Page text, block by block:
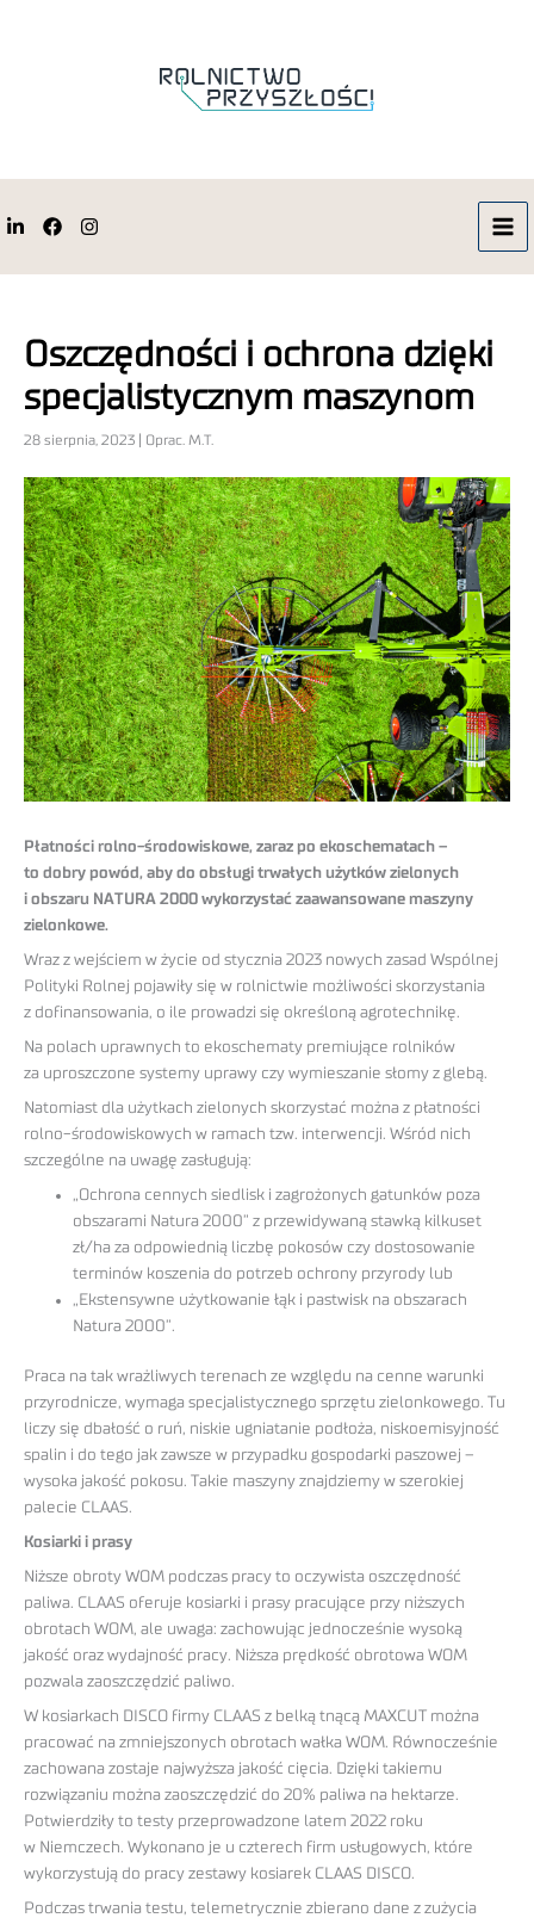
Oszczędności i ochrona dzięki
specjalistycznym maszynom
28 sierpnia, 2023 | Oprac. M.T.
Płatności rolno-środowiskowe, zaraz po ekoschematach –
to dobry powód, aby do obsługi trwałych użytków zielonych
i obszaru NATURA 2000 wykorzystać zaawansowane maszyny
zielonkowe.
Wraz z wejściem w życie od stycznia 2023 nowych zasad Wspólnej
Polityki Rolnej pojawiły się w rolnictwie możliwości skorzystania
z dofinansowania, o ile prowadzi się określoną agrotechnikę.
Na polach uprawnych to ekoschematy premiujące rolników
za uproszczone systemy uprawy czy wymieszanie słomy z glebą.
Natomiast dla użytkach zielonych skorzystać można z płatności
rolno-środowiskowych w ramach tzw. interwencji. Wśród nich
szczególne na uwagę zasługują:
„Ochrona cennych siedlisk i zagrożonych gatunków poza
obszarami Natura 2000” z przewidywaną stawką kilkuset
zł/ha za odpowiednią liczbę pokosów czy dostosowanie
terminów koszenia do potrzeb ochrony przyrody lub
„Ekstensywne użytkowanie łąk i pastwisk na obszarach
Natura 2000”.
Praca na tak wrażliwych terenach ze względu na cenne warunki
przyrodnicze, wymaga specjalistycznego sprzętu zielonkowego. Tu
liczy się dbałość o ruń, niskie ugniatanie podłoża, niskoemisyjność
spalin i do tego jak zawsze w przypadku gospodarki paszowej –
wysoka jakość pokosu. Takie maszyny znajdziemy w szerokiej
palecie CLAAS.
Kosiarki i prasy
Niższe obroty WOM podczas pracy to oczywista oszczędność
paliwa. CLAAS oferuje kosiarki i prasy pracujące przy niższych
obrotach WOM, ale uwaga: zachowując jednocześnie wysoką
jakość oraz wydajność pracy. Niższa prędkość obrotowa WOM
pozwala zaoszczędzić paliwo.
W kosiarkach DISCO firmy CLAAS z belką tnącą MAXCUT można
pracować na zmniejszonych obrotach wałka WOM. Równocześnie
zachowana zostaje najwyższa jakość cięcia. Dzięki takiemu
rozwiązaniu można zaoszczędzić do 20% paliwa na hektarze.
Potwierdziły to testy przeprowadzone latem 2022 roku
w Niemczech. Wykonano je u czterech firm usługowych, które
wykorzystują do pracy zestawy kosiarek CLAAS DISCO.
Podczas trwania testu, telemetrycznie zbierano dane z zużycia